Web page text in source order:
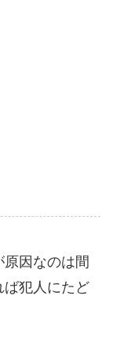
因なのは間
ば犯人にたど